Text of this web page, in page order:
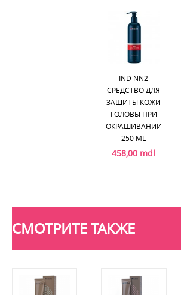
IND NN2
СРЕДСТВО ДЛЯ
ЗАЩИТЫ КОЖИ
ГОЛОВЫ ПРИ
ОКРАШИВАНИИ
250 ML
458,00 mdl
СМОТРИТЕ ТАКЖЕ